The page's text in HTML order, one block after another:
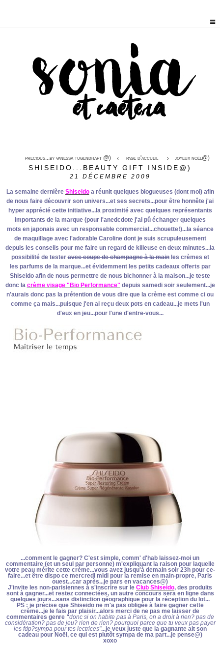
precious...by vanessa tugendhaft @) page d'accueil joyeux noël@)
SHISEIDO...BEAUTY GIFT INSIDE@)
21 DÉCEMBRE 2009
La semaine dernière Shiseidoa réunit quelques blogueuses (dont moi) afin
de nous faire découvrir son univers...et ses secrets...pour être honnête j'ai
hyper apprécié cette initiative...la proximité avec quelques représentants
importants de la marque (pour l'anedcdote j'ai pû échanger quelques
mots en japonais avec un responsable commercial...chouette!)...la séance
de maquillage avec l'adorable Caroline dont je suis scrupuleusement
depuis les conseils pour me faire un regard de killeuse en deux minutes...la
possibilité de testeravec coupe de champagne à la mainles crèmes et
les parfums de la marque...et évidemment les petits cadeaux offerts par
Shiseido afin de nous permettre de nous bichonner à la maison...je teste
donc la crème visage "Bio Performance" depuis samedi soir seulement...je
n'aurais donc pas la prétention de vous dire que la crème est comme ci ou
comme ça mais...puisque j'en ai reçu deux pots en cadeau...je mets l'un
d'eux en jeu...pour l'une d'entre-vous...
...comment le gagner? C'est simple, comm' d'hab laissez-moi un
commentaire (et un seul par personne) m'expliquant la raison pour laquelle
votre peau mérite cette crème...vous avez jusqu'à demain soir 23h pour ce-
faire...et être dispo ce mercredi midi pour la remise en main-propre, Paris
ouest...car après...je pars en vacances@)
J'invite les non-parisiennes à s'inscrire sur le Club Shiseido, des produits
sont à gagner...et restez connectées, un autre concours sera en ligne dans
quelques jours...sans distinction géographique pour la réception du lot...
PS : je précise que Shiseido ne m'a pas obligée à faire gagner cette
crème...je le fais par plaisir...alors merci de ne pas me laisser de
commentaires genre "donc si on habite pas à Paris, on a droit à rien? pas de
considération? pas de jeu? rien de rien? pourquoi parce que tu veux pas payer
les fdp?sympa pour tes lectrices"...je veux juste que la gagnante ait son
cadeau pour Noël, ce qui est plutôt sympa de ma part...je pense@)
xoxo